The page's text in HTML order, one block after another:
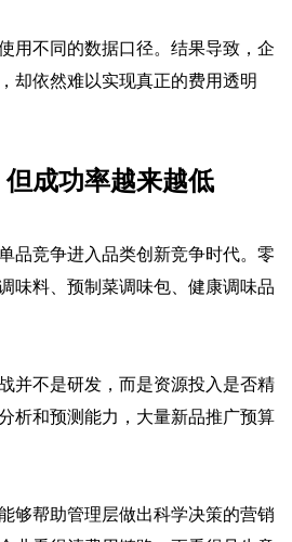
用不同的数据口径。结果导致，企
却依然难以实现真正的费用透明
成功率越来越低
品竞争进入品类创新竞争时代。零
味料、预制菜调味包、健康调味品
并不是研发，而是资源投入是否精
析和预测能力，大量新品推广预算
够帮助管理层做出科学决策的营销